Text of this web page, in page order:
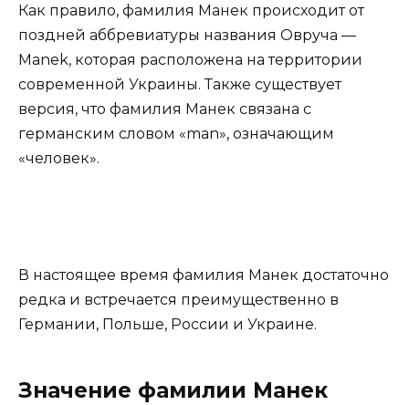
Как правило, фамилия Манек происходит от
поздней аббревиатуры названия Овруча —
Manek, которая расположена на территории
современной Украины. Также существует
версия, что фамилия Манек связана с
германским словом «man», означающим
«человек».
В настоящее время фамилия Манек достаточно
редка и встречается преимущественно в
Германии, Польше, России и Украине.
Значение фамилии Манек